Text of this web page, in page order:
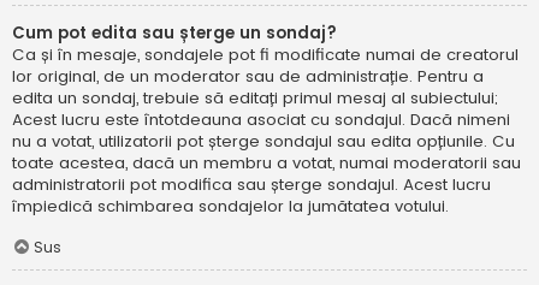
Cum pot edita sau șterge un sondaj?
Ca și în mesaje, sondajele pot fi modificate numai de creatorul
lor original, de un moderator sau de administrație. Pentru a
edita un sondaj, trebuie să editați primul mesaj al subiectului;
Acest lucru este întotdeauna asociat cu sondajul. Dacă nimeni
nu a votat, utilizatorii pot șterge sondajul sau edita opțiunile. Cu
toate acestea, dacă un membru a votat, numai moderatorii sau
administratorii pot modifica sau șterge sondajul. Acest lucru
împiedică schimbarea sondajelor la jumătatea votului.
Sus